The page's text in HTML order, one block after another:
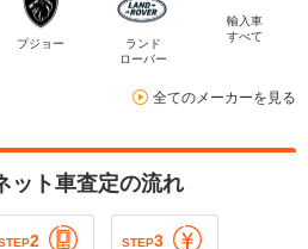
プジョー
ランド
ローバー
輸入車
すべて
全てのメーカーを見る
ット車査定の流れ
2 STEP3